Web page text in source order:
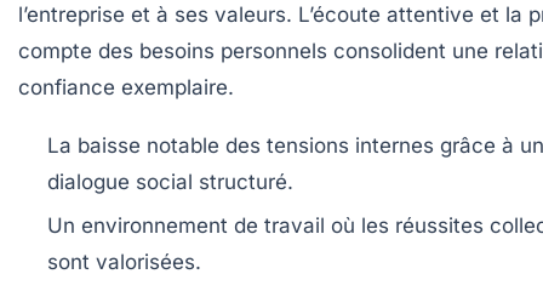
l’entreprise et à ses valeurs. L’écoute attentive et la
compte des besoins personnels consolident une
confiance exemplaire.
La baisse notable des tensions internes grâce à un
dialogue social structuré.
Un environnement de travail où les réussites
sont valorisées.